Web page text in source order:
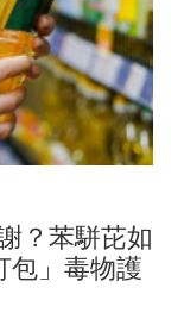
？苯駢芘如
包」毒物護